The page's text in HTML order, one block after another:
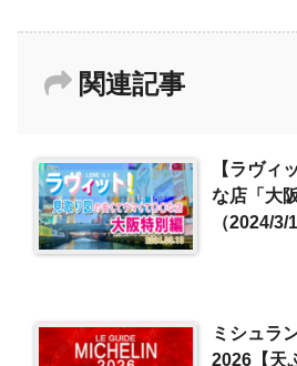
関連記事
【ラヴィ
な店「大
（2024/3/
ミシュラ
2026【天